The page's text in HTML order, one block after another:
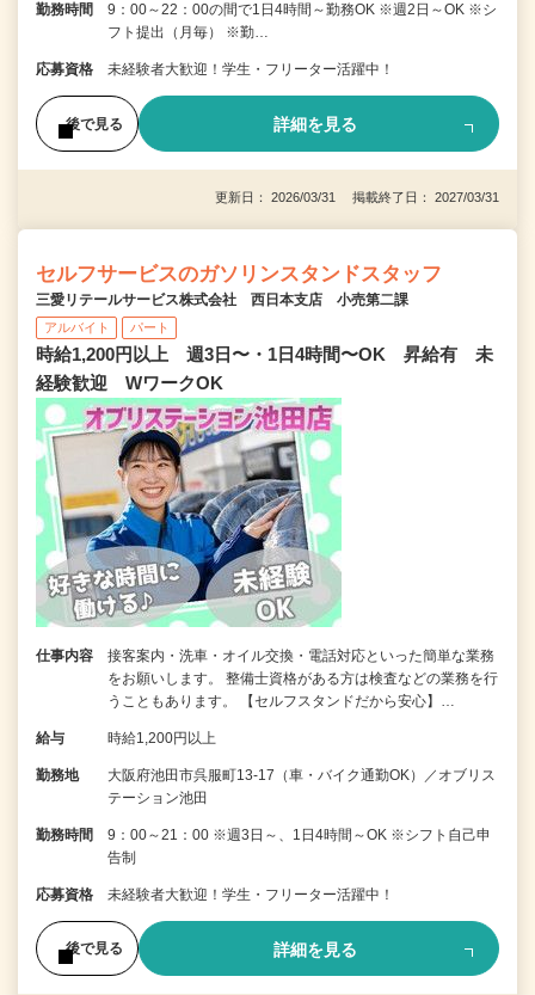
勤務時間
9：00～22：00の間で1日4時間～勤務OK ※週2日～OK ※シ
フト提出（月毎） ※勤…
応募資格 未経験者大歓迎！学生・フリーター活躍中！
後で見る 詳細を見る
更新日： 2026/03/31 掲載終了日： 2027/03/31
セルフサービスのガソリンスタンドスタッフ
三愛リテールサービス株式会社 西日本支店 小売第二課
アルバイト パート
時給1,200円以上 週3日〜・1日4時間〜OK 昇給有 未
経験歓迎 WワークOK
仕事内容
接客案内・洗車・オイル交換・電話対応といった簡単な業務
をお願いします。 整備士資格がある方は検査などの業務を行
うこともあります。 【セルフスタンドだから安心】…
給与 時給1,200円以上
勤務地
大阪府池田市呉服町13-17（車・バイク通勤OK）／オブリス
テーション池田
勤務時間
9：00～21：00 ※週3日～、1日4時間～OK ※シフト自己申
告制
応募資格 未経験者大歓迎！学生・フリーター活躍中！
後で見る 詳細を見る